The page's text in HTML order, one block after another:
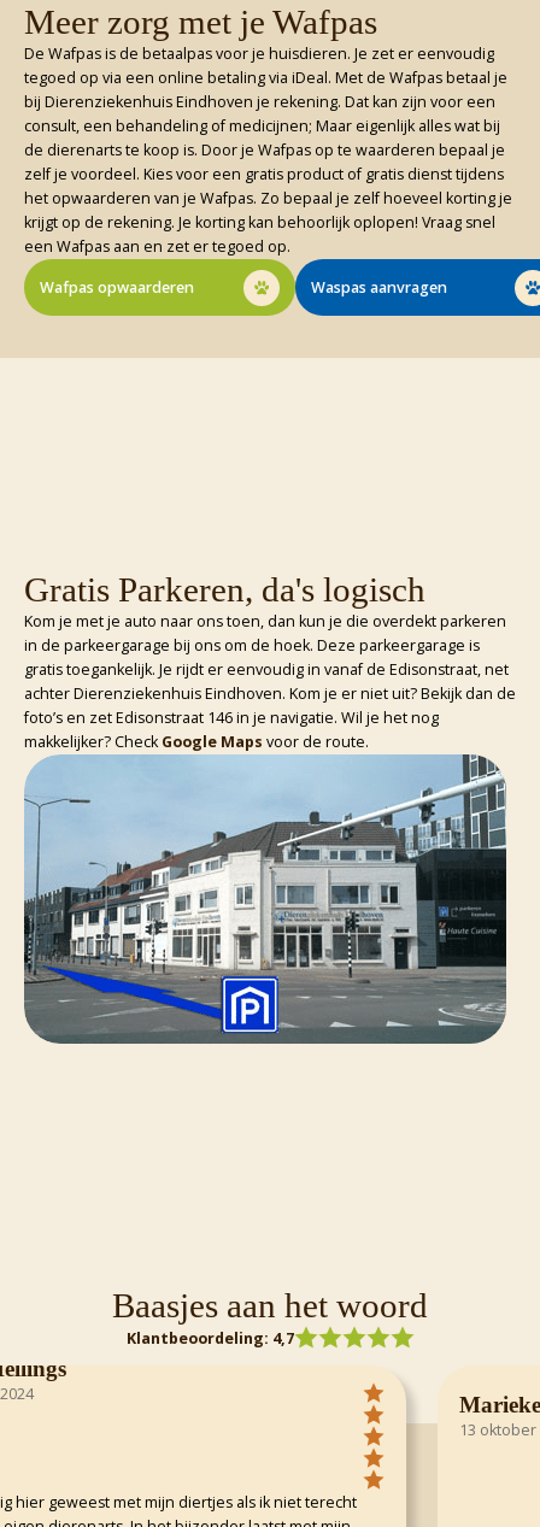
Meer zorg met je Wafpas
De Wafpas is de betaalpas voor je huisdieren. Je zet er eenvoudig
tegoed op via een online betaling via iDeal. Met de Wafpas betaal je
bij Dierenziekenhuis Eindhoven je rekening. Dat kan zijn voor een
consult, een behandeling of medicijnen; Maar eigenlijk alles wat bij
de dierenarts te koop is. Door je Wafpas op te waarderen bepaal je
zelf je voordeel. Kies voor een gratis product of gratis dienst tijdens
het opwaarderen van je Wafpas. Zo bepaal je zelf hoeveel korting je
krijgt op de rekening. Je korting kan behoorlijk oplopen! Vraag snel
een Wafpas aan en zet er tegoed op.
Wafpas opwaarderen Waspas aanvragen
Gratis Parkeren, da's logisch
Kom je met je auto naar ons toen, dan kun je die overdekt parkeren
in de parkeergarage bij ons om de hoek. Deze parkeergarage is
gratis toegankelijk. Je rijdt er eenvoudig in vanaf de Edisonstraat, net
achter Dierenziekenhuis Eindhoven. Kom je er niet uit? Bekijk dan de
foto’s en zet Edisonstraat 146 in je navigatie. Wil je het nog
makkelijker? Check Google Maps voor de route.
Baasjes aan het woord
Klantbeoordeling: 4,7
geweest met mijn diertjes als ik niet terecht
Marieke
13 oktober